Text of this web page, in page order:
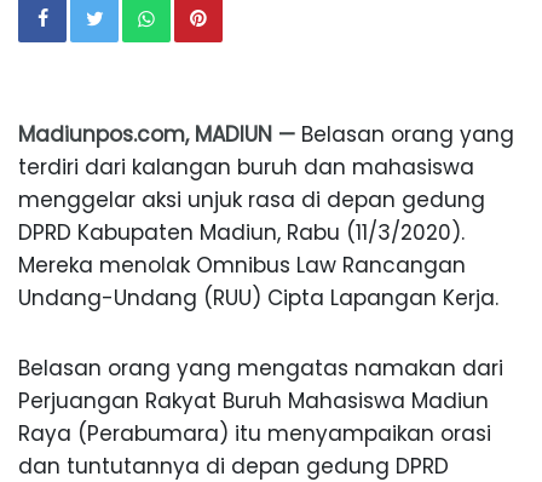
Madiunpos.com, MADIUN — Belasan orang yang
terdiri dari kalangan buruh dan mahasiswa
menggelar aksi unjuk rasa di depan gedung
DPRD Kabupaten Madiun, Rabu (11/3/2020).
Mereka menolak Omnibus Law Rancangan
Undang-Undang (RUU) Cipta Lapangan Kerja.
Belasan orang yang mengatas namakan dari
Perjuangan Rakyat Buruh Mahasiswa Madiun
Raya (Perabumara) itu menyampaikan orasi
dan tuntutannya di depan gedung DPRD